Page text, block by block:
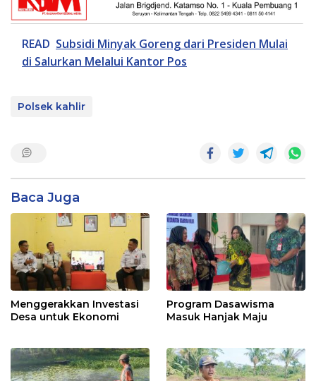
READ Subsidi Minyak Goreng dari Presiden Mulai
di Salurkan Melalui Kantor Pos
Polsek kahlir
Baca Juga
Menggerakkan Investasi
Desa untuk Ekonomi
Program Dasawisma
Masuk Hanjak Maju